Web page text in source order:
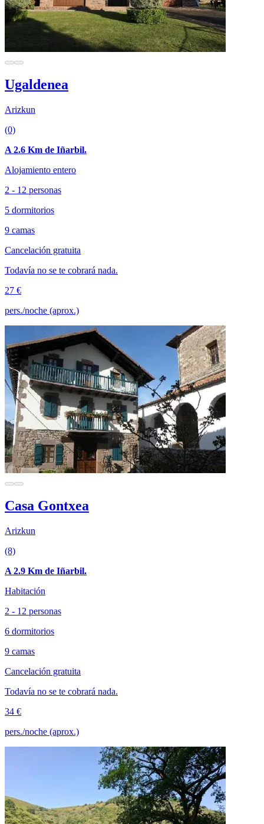
Ugaldenea
Arizkun
(0)
A 2.6 Km de Iñarbil.
Alojamiento entero
2 - 12 personas
5 dormitorios
9 camas
Cancelación gratuita
Todavía no se te cobrará nada.
27 €
pers./noche (aprox.)
Casa Gontxea
Arizkun
(8)
A 2.9 Km de Iñarbil.
Habitación
2 - 12 personas
6 dormitorios
9 camas
Cancelación gratuita
Todavía no se te cobrará nada.
34 €
pers./noche (aprox.)